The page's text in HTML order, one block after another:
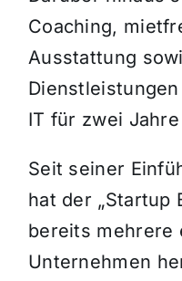
Coaching,
Ausstattung
IT für zwei
Seit seiner
hat der „Startup
bereits mehrere
Unternehmen